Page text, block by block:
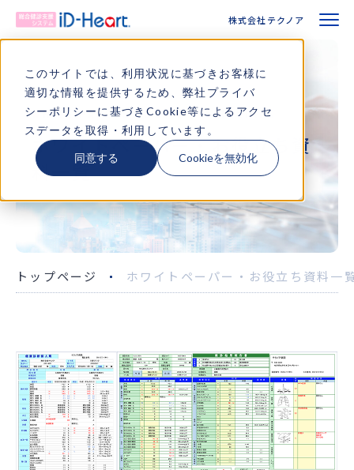
このサイトでは、利用状況に基づきお客様に
適切な情報を提供するため、弊社 プライバ
シーポリシーに基づきCookie等によるアクセ
スデータを取得・利用しています。
同意する Cookieを無効化
058-273-1445 受付時間 8:30~17:30
株式会社テクノア
お問い合わせ・資料請求
選ばれる理由
特長
ワークフロー
機能・対応健診
サポート
導入事例
株式会社テクノア
WHITE PAPERS＆USEFUL MATERIALS
ホワイトペーパー・お役立ち資
料一覧
トップページ ホワイトペーパー・お役立ち資料一